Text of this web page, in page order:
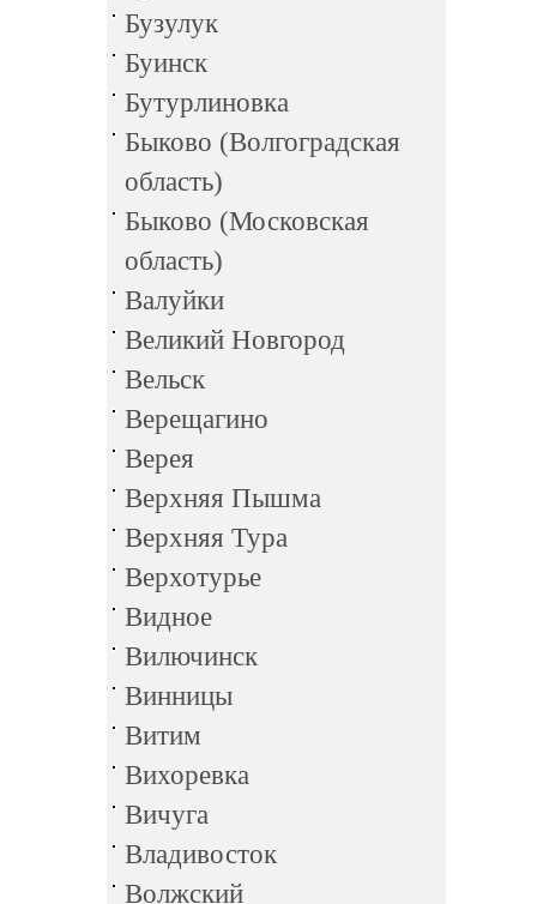
Бузулук
Буинск
Бутурлиновка
Быково (Волгоградская
область)
Быково (Московская
область)
Валуйки
Великий Новгород
Вельск
Верещагино
Верея
Верхняя Пышма
Верхняя Тура
Верхотурье
Видное
Вилючинск
Винницы
Витим
Вихоревка
Вичуга
Владивосток
Волжский